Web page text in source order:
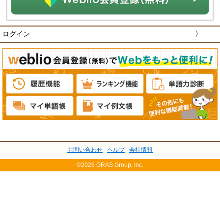
ログイン 〉
お問い合わせ ヘルプ 会社情報
©2026 GRAS Group, Inc.